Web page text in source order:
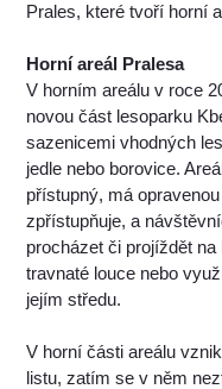
Prales, které tvoří horní
Horní areál Pralesa
V horním areálu v roce
novou část lesoparku
sazenicemi vhodných
jedle nebo borovice.
přístupný, má
zpřístupňuje, a
procházet či projíždět
travnaté louce nebo
jejím středu.
V horní části areálu
listu, zatím se v něm